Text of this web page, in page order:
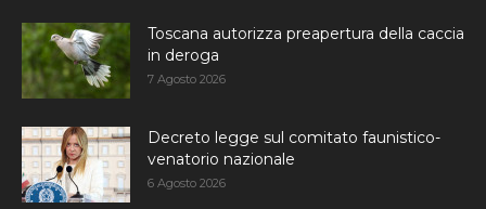
Toscana autorizza preapertura della caccia
in deroga
7 Agosto 2026
Decreto legge sul comitato faunistico-
venatorio nazionale
6 Agosto 2026